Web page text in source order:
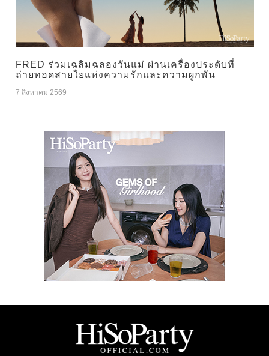
FRED ร่วมเฉลิมฉลองวันแม่ ผ่านเครื่องประดับที่
ถ่ายทอดสายใยแห่งความรักและความผูกพัน
7 สิงหาคม 2569